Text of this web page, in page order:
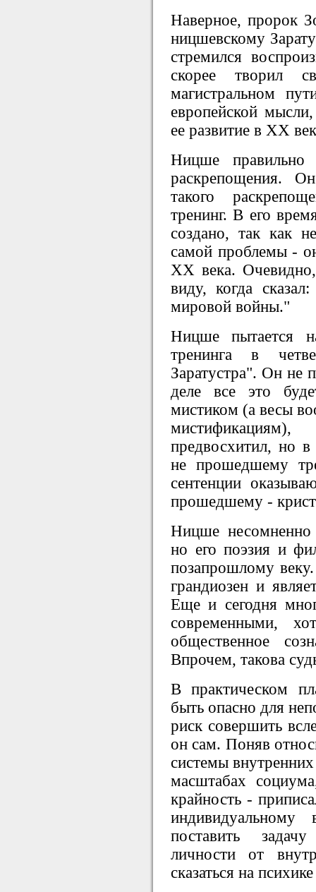
Наверное, пророк
ницшевскому
стремился
скорее творил
магистральном
европейской
ее развитие в XX
Ницше правильно
раскрепощения.
такого
тренинг. В его
создано, так как
самой проблемы -
XX века.
виду, когда
мировой войны."
Ницше пытается
тренинга в
Заратустра". Он не
деле все это
мистиком (а весы
предвосхитил, но
не прошедшему
сентенции
прошедшему -
Ницше
но его поэзия и
позапрошлому
грандиозен и
Еще и сегодня
современными,
общественное
Впрочем, такова
В практическом
быть опасно для
риск совершить
он сам. Поняв
системы
масштабах
крайность -
поставить
личности от
сказаться на